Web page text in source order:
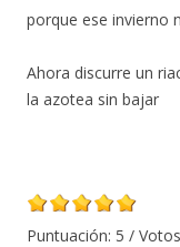
porque ese invierno
Ahora discurre un
la azotea sin bajar
Puntuación: 5 /